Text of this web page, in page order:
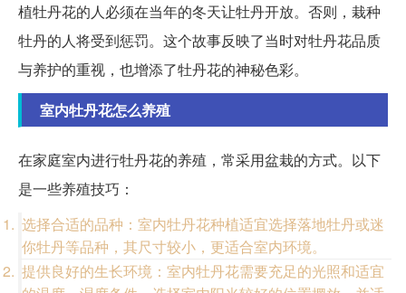
植牡丹花的人必须在当年的冬天让牡丹开放。否则，栽种
牡丹的人将受到惩罚。这个故事反映了当时对牡丹花品质
与养护的重视，也增添了牡丹花的神秘色彩。
室内牡丹花怎么养殖
在家庭室内进行牡丹花的养殖，常采用盆栽的方式。以下
是一些养殖技巧：
选择合适的品种：室内牡丹花种植适宜选择落地牡丹或迷
你牡丹等品种，其尺寸较小，更适合室内环境。
提供良好的生长环境：室内牡丹花需要充足的光照和适宜